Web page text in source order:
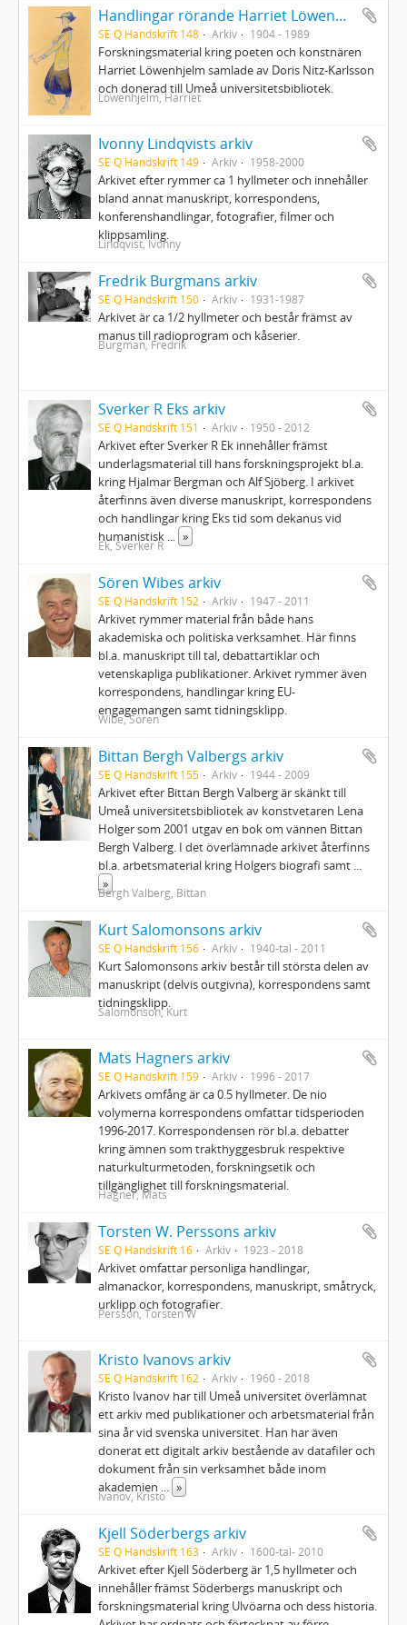
Handlingar rörande Harriet Löwenhjelm
SE Q Handskrift 148 Arkiv 1904 - 1989
Forskningsmaterial kring poeten och konstnären
Harriet Löwenhjelm samlade av Doris Nitz-Karlsson
och donerad till Umeå universitetsbibliotek.
Löwenhjelm, Harriet
Ivonny Lindqvists arkiv
SE Q Handskrift 149 Arkiv 1958-2000
Arkivet efter rymmer ca 1 hyllmeter och innehåller
bland annat manuskript, korrespondens,
konferenshandlingar, fotografier, filmer och
klippsamling.
Lindqvist, Ivonny
Fredrik Burgmans arkiv
SE Q Handskrift 150 Arkiv 1931-1987
Arkivet är ca 1/2 hyllmeter och består främst av
manus till radioprogram och kåserier.
Burgman, Fredrik
Sverker R Eks arkiv
SE Q Handskrift 151 Arkiv 1950 - 2012
Arkivet efter Sverker R Ek innehåller främst
underlagsmaterial till hans forskningsprojekt bl.a.
kring Hjalmar Bergman och Alf Sjöberg. I arkivet
återfinns även diverse manuskript, korrespondens
och handlingar kring Eks tid som dekanus vid
humanistisk ... »
Ek, Sverker R
Sören Wibes arkiv
SE Q Handskrift 152 Arkiv 1947 - 2011
Arkivet rymmer material från både hans
akademiska och politiska verksamhet. Här finns
bl.a. manuskript till tal, debattartiklar och
vetenskapliga publikationer. Arkivet rymmer även
korrespondens, handlingar kring EU-
engagemangen samt tidningsklipp.
Wibe, Sören
Bittan Bergh Valbergs arkiv
SE Q Handskrift 155 Arkiv 1944 - 2009
Arkivet efter Bittan Bergh Valberg är skänkt till
Umeå universitetsbibliotek av konstvetaren Lena
Holger som 2001 utgav en bok om vännen Bittan
Bergh Valberg. I det överlämnade arkivet återfinns
bl.a. arbetsmaterial kring Holgers biografi samt ...
»
Bergh Valberg, Bittan
Kurt Salomonsons arkiv
SE Q Handskrift 156 Arkiv 1940-tal - 2011
Kurt Salomonsons arkiv består till största delen av
manuskript (delvis outgivna), korrespondens samt
tidningsklipp.
Salomonson, Kurt
Mats Hagners arkiv
SE Q Handskrift 159 Arkiv 1996 - 2017
Arkivets omfång är ca 0.5 hyllmeter. De nio
volymerna korrespondens omfattar tidsperioden
1996-2017. Korrespondensen rör bl.a. debatter
kring ämnen som trakthyggesbruk respektive
naturkulturmetoden, forskningsetik och
tillgänglighet till forskningsmaterial.
Hagner, Mats
Torsten W. Perssons arkiv
SE Q Handskrift 16 Arkiv 1923 - 2018
Arkivet omfattar personliga handlingar,
almanackor, korrespondens, manuskript, småtryck,
urklipp och fotografier.
Persson, Torsten W
Kristo Ivanovs arkiv
SE Q Handskrift 162 Arkiv 1960 - 2018
Kristo Ivanov har till Umeå universitet överlämnat
ett arkiv med publikationer och arbetsmaterial från
sina år vid svenska universitet. Han har även
donerat ett digitalt arkiv bestående av datafiler och
dokument från sin verksamhet både inom
akademien ... »
Ivanov, Kristo
Kjell Söderbergs arkiv
SE Q Handskrift 163 Arkiv 1600-tal- 2010
Arkivet efter Kjell Söderberg är 1,5 hyllmeter och
innehåller främst Söderbergs manuskript och
forskningsmaterial kring Ulvöarna och dess historia.